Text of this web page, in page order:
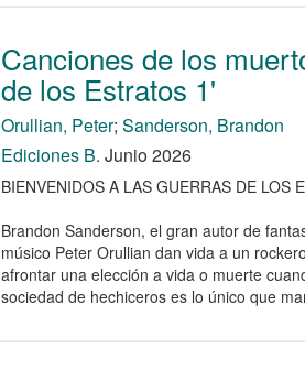
Canciones de los
de los Estratos 1'
Orullian, Peter; Sanderson, Brandon
Ediciones B. Junio 2026
BIENVENIDOS A LAS GUERRAS DE LOS
Brandon Sanderson, el gran autor de
músico Peter Orullian dan vida a un
afrontar una elección a vida o muerte
sociedad de hechiceros es lo único que